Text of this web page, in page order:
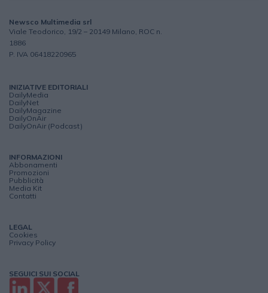
Newsco Multimedia srl
Viale Teodorico, 19/2 – 20149 Milano, ROC n.
1886
P. IVA 06418220965
INIZIATIVE EDITORIALI
DailyMedia
DailyNet
DailyMagazine
DailyOnAir
DailyOnAir (Podcast)
INFORMAZIONI
Abbonamenti
Promozioni
Pubblicità
Media Kit
Contatti
LEGAL
Cookies
Privacy Policy
SEGUICI SUI SOCIAL